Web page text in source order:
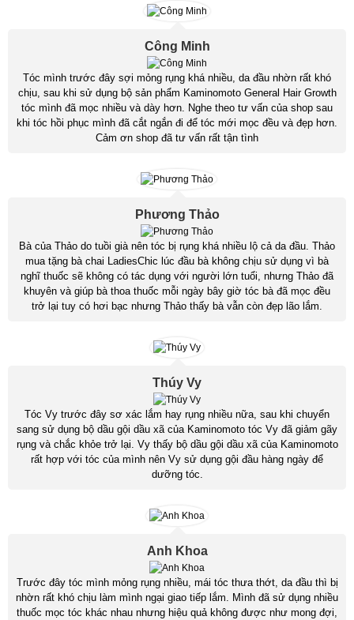
Công Minh
Tóc mình trước đây sợi mỏng rụng khá nhiều, da đầu nhờn rất khó
chịu, sau khi sử dụng bộ sản phẩm Kaminomoto General Hair Growth
tóc mình đã mọc nhiều và dày hơn. Nghe theo tư vấn của shop sau
khi tóc hồi phục mình đã cắt ngắn đi để tóc mới mọc đều và đẹp hơn.
Cảm ơn shop đã tư vấn rất tận tình
Phương Thảo
Bà của Thảo do tuồi già nên tóc bị rụng khá nhiều lộ cả da đầu. Thảo
mua tặng bà chai LadiesChic lúc đầu bà không chịu sử dụng vì bà
nghĩ thuốc sẽ không có tác dụng với người lớn tuổi, nhưng Thảo đã
khuyên và giúp bà thoa thuốc mỗi ngày bây giờ tóc bà đã mọc đều
trở lại tuy có hơi bạc nhưng Thảo thấy bà vẫn còn đẹp lão lắm.
Thúy Vy
Tóc Vy trước đây sơ xác lắm hay rụng nhiều nữa, sau khi chuyển
sang sử dụng bộ dầu gội dầu xã của Kaminomoto tóc Vy đã giảm gãy
rụng và chắc khỏe trở lại. Vy thấy bộ dầu gội dầu xã của Kaminomoto
rất hợp với tóc của mình nên Vy sử dụng gội đầu hàng ngày để
dưỡng tóc.
Anh Khoa
Trước đây tóc mình mỏng rụng nhiều, mái tóc thưa thớt, da đầu thì bị
nhờn rất khó chịu làm mình ngại giao tiếp lắm. Mình đã sử dụng nhiều
thuốc mọc tóc khác nhau nhưng hiệu quả không được như mong đợi,